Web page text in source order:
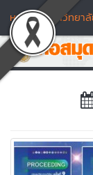
หอสมุด มหาวิทยาลั